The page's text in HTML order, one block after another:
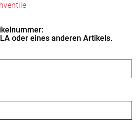
oder eines anderen Artikels.